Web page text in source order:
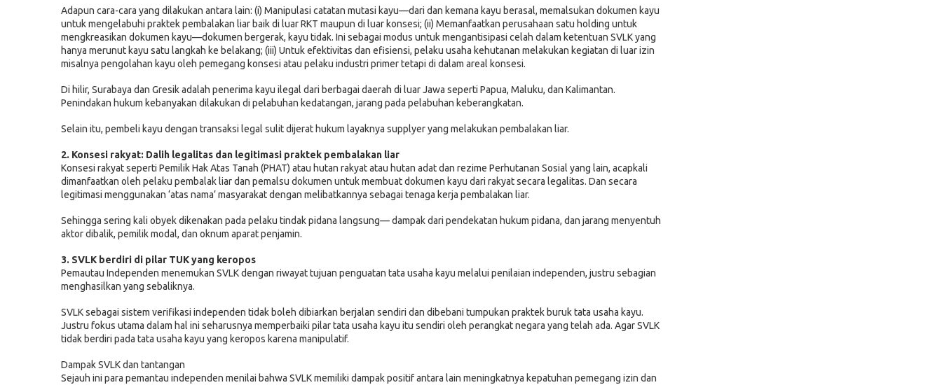
Adapun cara-cara yang dilakukan antara lain: (i) Manipulasi catatan mutasi kayu—dari dan kemana kayu berasal, memalsukan dokumen kayu
untuk mengelabuhi praktek pembalakan liar baik di luar RKT maupun di luar konsesi; (ii) Memanfaatkan perusahaan satu holding untuk
mengkreasikan dokumen kayu—dokumen bergerak, kayu tidak. Ini sebagai modus untuk mengantisipasi celah dalam ketentuan SVLK yang
hanya merunut kayu satu langkah ke belakang; (iii) Untuk efektivitas dan efisiensi, pelaku usaha kehutanan melakukan kegiatan di luar izin
misalnya pengolahan kayu oleh pemegang konsesi atau pelaku industri primer tetapi di dalam areal konsesi.
Di hilir, Surabaya dan Gresik adalah penerima kayu ilegal dari berbagai daerah di luar Jawa seperti Papua, Maluku, dan Kalimantan.
Penindakan hukum kebanyakan dilakukan di pelabuhan kedatangan, jarang pada pelabuhan keberangkatan.
Selain itu, pembeli kayu dengan transaksi legal sulit dijerat hukum layaknya supplyer yang melakukan pembalakan liar.
2. Konsesi rakyat: Dalih legalitas dan legitimasi praktek pembalakan liar
Konsesi rakyat seperti Pemilik Hak Atas Tanah (PHAT) atau hutan rakyat atau hutan adat dan rezime Perhutanan Sosial yang lain, acapkali
dimanfaatkan oleh pelaku pembalak liar dan pemalsu dokumen untuk membuat dokumen kayu dari rakyat secara legalitas. Dan secara
legitimasi menggunakan ‘atas nama’ masyarakat dengan melibatkannya sebagai tenaga kerja pembalakan liar.
Sehingga sering kali obyek dikenakan pada pelaku tindak pidana langsung— dampak dari pendekatan hukum pidana, dan jarang menyentuh
aktor dibalik, pemilik modal, dan oknum aparat penjamin.
3. SVLK berdiri di pilar TUK yang keropos
Pemautau Independen menemukan SVLK dengan riwayat tujuan penguatan tata usaha kayu melalui penilaian independen, justru sebagian
menghasilkan yang sebaliknya.
SVLK sebagai sistem verifikasi independen tidak boleh dibiarkan berjalan sendiri dan dibebani tumpukan praktek buruk tata usaha kayu.
Justru fokus utama dalam hal ini seharusnya memperbaiki pilar tata usaha kayu itu sendiri oleh perangkat negara yang telah ada. Agar SVLK
tidak berdiri pada tata usaha kayu yang keropos karena manipulatif.
Dampak SVLK dan tantangan
Sejauh ini para pemantau independen menilai bahwa SVLK memiliki dampak positif antara lain meningkatnya kepatuhan pemegang izin dan